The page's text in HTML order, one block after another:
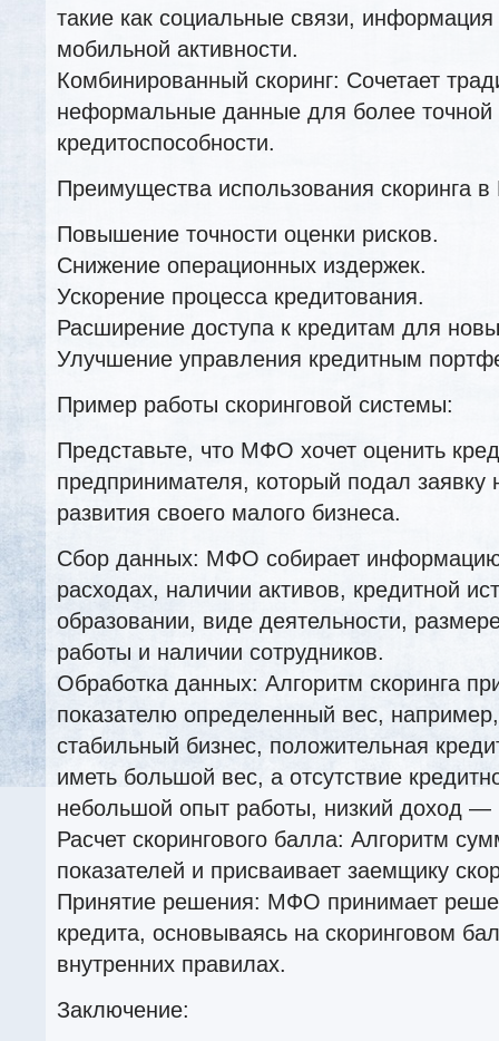
такие как социальные связи,
мобильной активности.
Комбинированный скоринг: Сочетает
неформальные данные для более точной
кредитоспособности.
Преимущества использования скоринга
Повышение точности оценки рисков.
Снижение операционных издержек.
Ускорение процесса кредитования.
Расширение доступа к кредитам для
Улучшение управления кредитным
Пример работы скоринговой системы:
Представьте, что МФО хочет оценить
предпринимателя, который подал заявку
развития своего малого бизнеса.
Сбор данных: МФО собирает
расходах, наличии активов, кредитной
образовании, виде деятельности,
работы и наличии сотрудников.
Обработка данных: Алгоритм скоринга
показателю определенный вес,
стабильный бизнес, положительная
иметь большой вес, а отсутствие
небольшой опыт работы, низкий доход
Расчет скорингового балла: Алгоритм
показателей и присваивает заемщику
Принятие решения: МФО принимает
кредита, основываясь на скоринговом
внутренних правилах.
Заключение: